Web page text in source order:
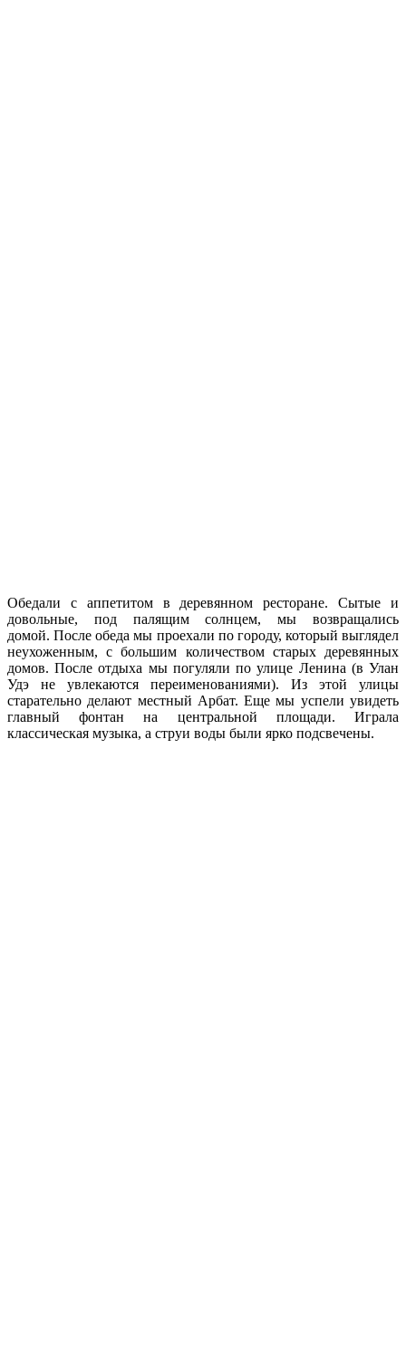
Обедали с аппетитом в деревянном ресторане. Сытые и
довольные, под палящим солнцем, мы возвращались
домой. После обеда мы проехали по городу, который выглядел
неухоженным, с большим количеством старых деревянных
домов. После отдыха мы погуляли по улице Ленина (в Улан
Удэ не увлекаются переименованиями). Из этой улицы
старательно делают местный Арбат. Еще мы успели увидеть
главный фонтан на центральной площади. Играла
классическая музыка, а струи воды были ярко подсвечены.